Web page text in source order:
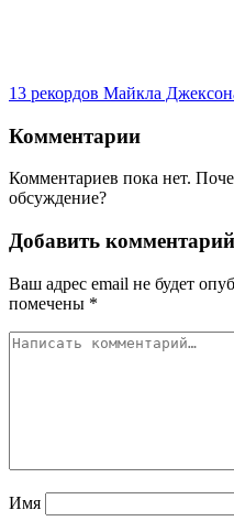
13 рекордов Майкла
Комментарии
Комментариев пока нет.
обсуждение?
Добавить комментарий
Ваш адрес email не будет
помечены *
Имя